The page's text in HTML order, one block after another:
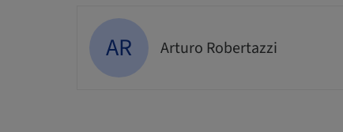
AR Arturo Robertazzi